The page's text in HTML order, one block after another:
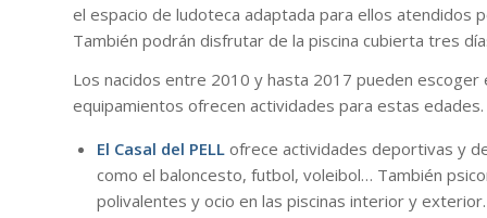
el espacio de ludoteca adaptada para ellos atendidos
También podrán disfrutar de la piscina cubierta tres
Los nacidos entre 2010 y hasta 2017 pueden escoger
equipamientos ofrecen actividades para estas
El Casal del PELL ofrece actividades deportivas y
como el baloncesto, futbol, voleibol… También
polivalentes y ocio en las piscinas interior y exterior.